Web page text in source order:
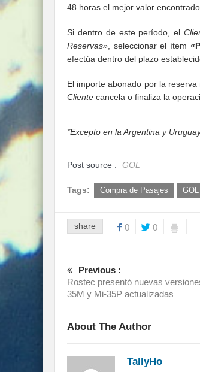
48 horas el mejor valor
Si dentro de este período, el
Reservas», seleccionar el ítem
efectúa dentro del plazo
El importe abonado por la
Cliente cancela o finaliza la
*Excepto en la Argentina y
Post source : GOL
Tags: Compra de Pasajes GOL
share 0 0
Previous :
Rostec presentó nuevas
35M y Mi-35P actualizadas
About The Author
TallyHo